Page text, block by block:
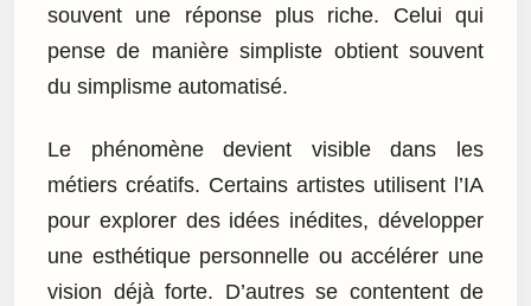
souvent une réponse plus riche. Celui qui
pense de manière simpliste obtient souvent
du simplisme automatisé.
Le phénomène devient visible dans les
métiers créatifs. Certains artistes utilisent l’IA
pour explorer des idées inédites, développer
une esthétique personnelle ou accélérer une
vision déjà forte. D’autres se contentent de